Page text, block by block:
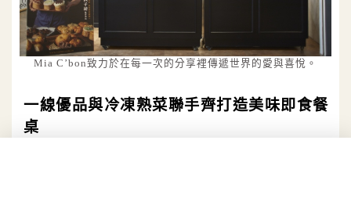
Mia C’bon致力於在每一次的分享裡傳遞世界的愛與喜悅。
一線優品與冷凍熟菜聯手齊打造美味即食餐
桌